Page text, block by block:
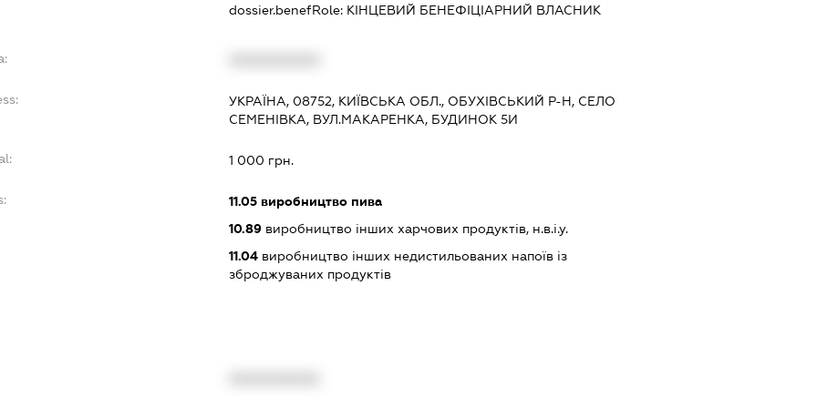
dossier.benefRole: КІНЦЕВИЙ БЕНЕФІЦІАРНИЙ ВЛАСНИК
УКРАЇНА, 08752, КИЇВСЬКА ОБЛ., ОБУХІВСЬКИЙ Р-Н, СЕЛО
СЕМЕНІВКА, ВУЛ.МАКАРЕНКА, БУДИНОК 5И
1 000 грн.
11.05виробництво пива
10.89виробництво інших харчових продуктів, н.в.і.у.
11.04виробництво інших недистильованих напоїв із
зброджуваних продуктів